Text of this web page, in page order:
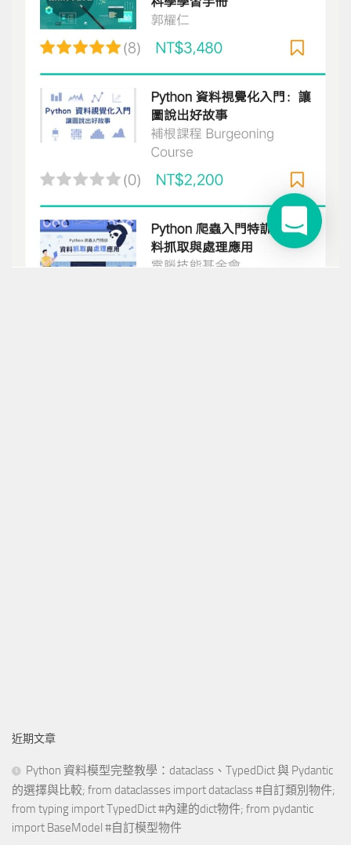
近期文章
Python 資料模型完整教學：dataclass、TypedDict 與 Pydantic
的選擇與比較; from dataclasses import dataclass #自訂類別物件;
from typing import TypedDict #內建的dict物件; from pydantic
import BaseModel #自訂模型物件